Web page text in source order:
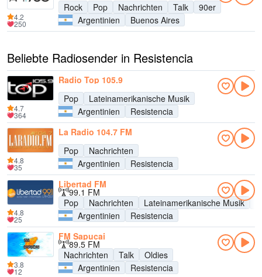
Rock
Pop Nachrichten Talk
90er
Argentinien
Buenos Aires
4.2
250
Beliebte Radiosender in Resistencia
Radio Top 105.9
Pop
Lateinamerikanische Musik
Argentinien
Resistencia
4.7
364
La Radio 104.7 FM
Pop
Nachrichten
Argentinien
Resistencia
4.8
35
Libertad FM
99.1 FM
Pop
Nachrichten Lateinamerikanische Musik
Argentinien
Resistencia
4.8
25
FM Sapucai
89.5 FM
Nachrichten
Talk
Oldies
Argentinien
Resistencia
3.8
12